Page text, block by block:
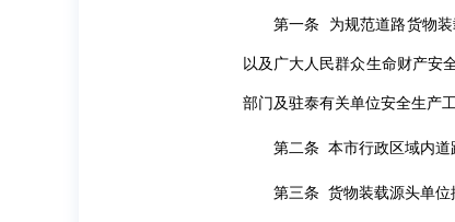
第一条 为规范道路货物
以及广大人民群众生命财产安
部门及驻泰有关单位安全生产
第二条 本市行政区域内道
第三条 货物装载源头单位